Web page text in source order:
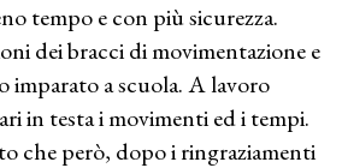
tempo e con più sicurezza.
dei bracci di movimentazione e
imparato a scuola. A lavoro
in testa i movimenti ed i tempi.
che però, dopo i ringraziamenti